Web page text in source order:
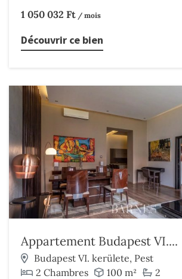
1 050 032 Ft / mois
Découvrir ce bien
Appartement Budapest VI....
Budapest VI. kerülete, Pest
2 Chambres
100 m²
2